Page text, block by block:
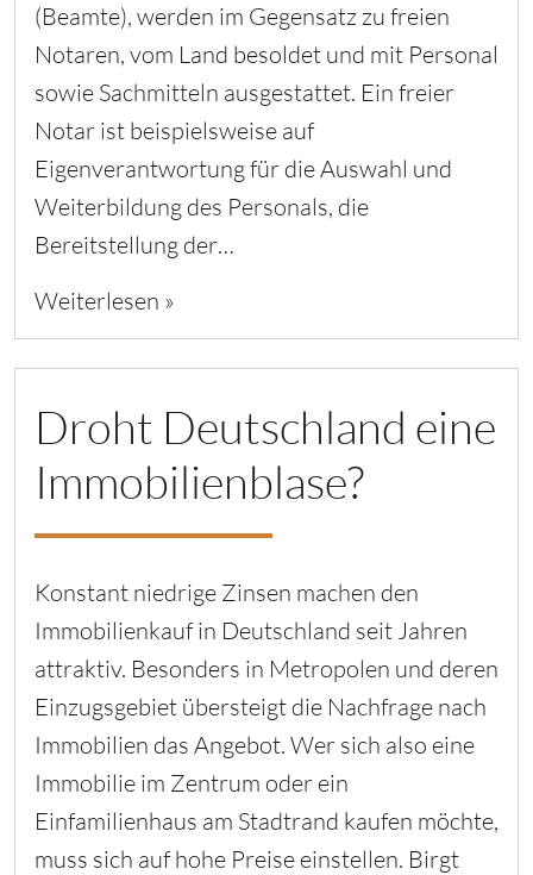
(Beamte), werden im Gegensatz zu freien
Notaren, vom Land besoldet und mit Personal
sowie Sachmitteln ausgestattet. Ein freier
Notar ist beispielsweise auf
Eigenverantwortung für die Auswahl und
Weiterbildung des Personals, die
Bereitstellung der…
Weiterlesen »
Droht Deutschland eine
Immobilienblase?
Konstant niedrige Zinsen machen den
Immobilienkauf in Deutschland seit Jahren
attraktiv. Besonders in Metropolen und deren
Einzugsgebiet übersteigt die Nachfrage nach
Immobilien das Angebot. Wer sich also eine
Immobilie im Zentrum oder ein
Einfamilienhaus am Stadtrand kaufen möchte,
muss sich auf hohe Preise einstellen. Birgt